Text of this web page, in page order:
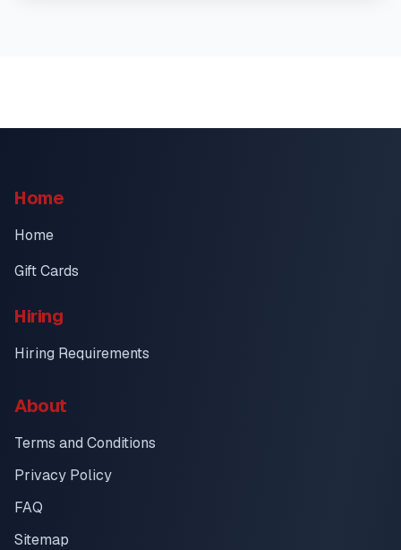
Home
Home
Gift Cards
Hiring
Hiring Requirements
About
Terms and Conditions
Privacy Policy
FAQ
Sitemap